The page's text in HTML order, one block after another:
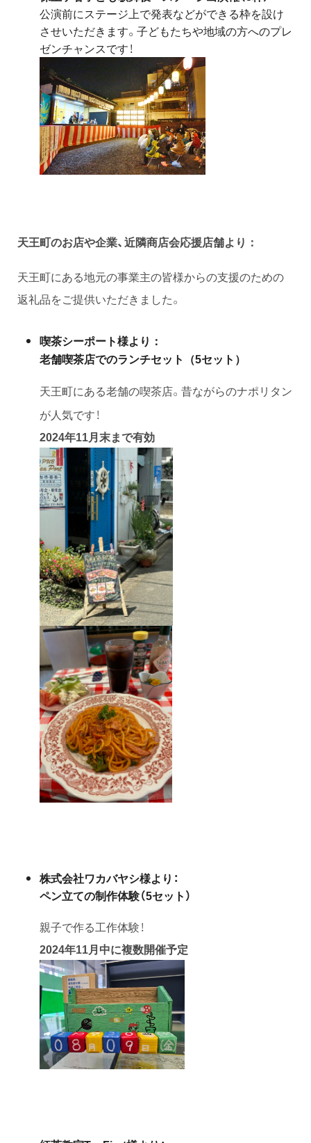
公演前にステージ上で発表などができる枠を設け
させいただきます。子どもたちや地域の方へのプレ
ゼンチャンスです！
天王町のお店や企業、近隣商店会応援店舗より：
天王町にある地元の事業主の皆様からの支援のための
返礼品をご提供いただきました。
喫茶シーポート様より ：
老舗喫茶店でのランチセット（5セット）
天王町にある老舗の喫茶店。昔ながらのナポリタン
が人気です！
2024年11月末まで有効
株式会社ワカバヤシ様より：
ペン立ての制作体験（5セット）
親子で作る工作体験！
2024年11月中に複数開催予定